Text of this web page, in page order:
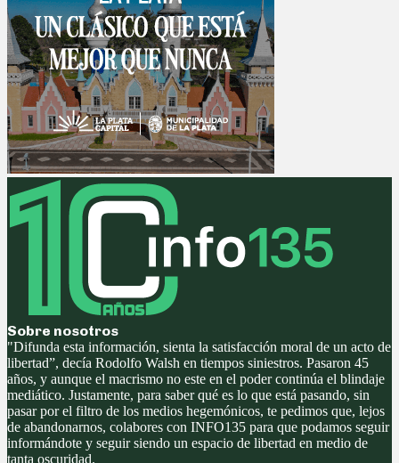
Sobre nosotros
"Difunda esta información, sienta la satisfacción moral de un acto de
libertad”, decía Rodolfo Walsh en tiempos siniestros. Pasaron 45
años, y aunque el macrismo no este en el poder continúa el blindaje
mediático. Justamente, para saber qué es lo que está pasando, sin
pasar por el filtro de los medios hegemónicos, te pedimos que, lejos
de abandonarnos, colabores con INFO135 para que podamos seguir
informándote y seguir siendo un espacio de libertad en medio de
tanta oscuridad.